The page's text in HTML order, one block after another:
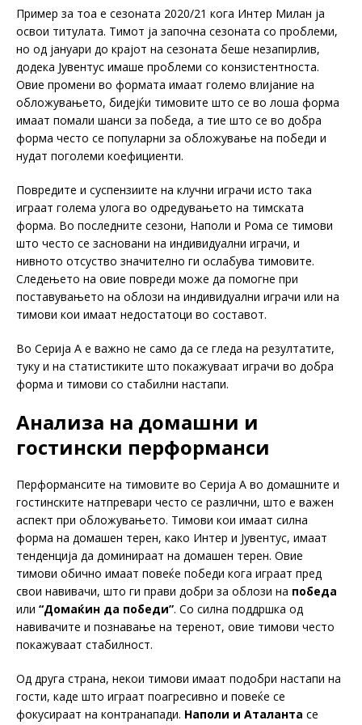
Пример за тоа е сезоната 2020/21 кога Интер Милан ја
освои титулата. Тимот ја започна сезоната со проблеми,
но од јануари до крајот на сезоната беше незапирлив,
додека Јувентус имаше проблеми со конзистентноста.
Овие промени во формата имаат големо влијание на
обложувањето, бидејќи тимовите што се во лоша форма
имаат помали шанси за победа, а тие што се во добра
форма често се популарни за обложување на победи и
нудат поголеми коефициенти.
Повредите и суспензиите на клучни играчи исто така
играат голема улога во одредувањето на тимската
форма. Во последните сезони, Наполи и Рома се тимови
што често се засновани на индивидуални играчи, и
нивното отсуство значително ги ослабува тимовите.
Следењето на овие повреди може да помогне при
поставувањето на облози на индивидуални играчи или на
тимови кои имаат недостатоци во составот.
Во Серија А е важно не само да се гледа на резултатите,
туку и на статистиките што покажуваат играчи во добра
форма и тимови со стабилни настапи.
Анализа на домашни и
гостински перформанси
Перформансите на тимовите во Серија А во домашните и
гостинските натпревари често се различни, што е важен
аспект при обложувањето. Тимови кои имаат силна
форма на домашен терен, како Интер и Јувентус, имаат
тенденција да доминираат на домашен терен. Овие
тимови обично имаат повеќе победи кога играат пред
свои навивачи, што ги прави добри за облози на победа
или “Домаќин да победи”. Со силна поддршка од
навивачите и познавање на теренот, овие тимови често
покажуваат стабилност.
Од друга страна, некои тимови имаат подобри настапи на
гости, каде што играат поагресивно и повеќе се
фокусираат на контранапади. Наполи и Аталанта се